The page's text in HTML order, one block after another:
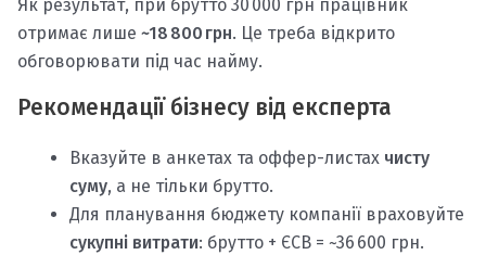
Як результат, при брутто 30 000 грн працівник
отримає лише ~18 800 грн. Це треба відкрито
обговорювати під час найму.
Рекомендації бізнесу від експерта
Вказуйте в анкетах та оффер-листах чисту
суму, а не тільки брутто.
Для планування бюджету компанії враховуйте
сукупні витрати: брутто + ЄСВ = ~36 600 грн.